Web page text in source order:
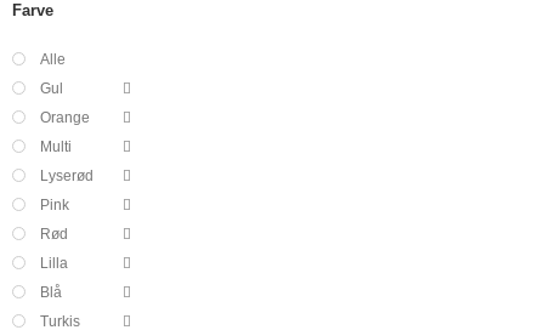
Farve
Alle
Gul
Orange
Multi
Lyserød
Pink
Rød
Lilla
Blå
Turkis